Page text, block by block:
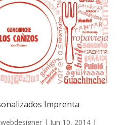
Imprenta
| Jun 10, 2014|